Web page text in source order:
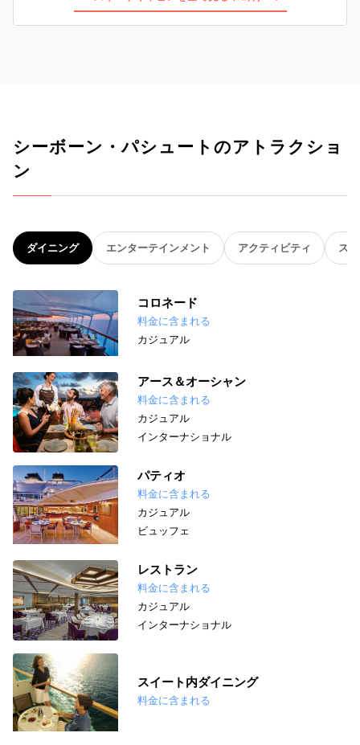
シーボーン・パシュートのアトラクショ
ン
ダイニング エンターテインメント アクティビティ ス
コロネード
料金に含まれる
カジュアル
アース＆オーシャン
料金に含まれる
カジュアル
インターナショナル
パティオ
料金に含まれる
カジュアル
ビュッフェ
レストラン
料金に含まれる
カジュアル
インターナショナル
スイート内ダイニング
料金に含まれる